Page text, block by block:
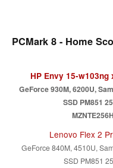
PCMark 8 - Home
HP Envy 15-w103ng
GeForce 930M, 6200U,
SSD PM851
Lenovo Flex 2
GeForce 840M, 4510U,
SSD PM851